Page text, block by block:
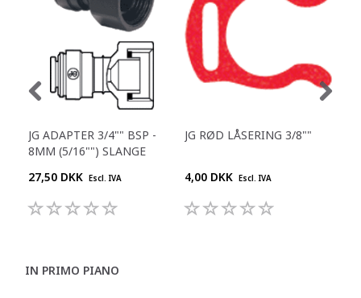
JG ADAPTER 3/4"" BSP -
8MM (5/16"") SLANGE
27,50 DKK Escl. IVA
JG RØD LÅSERING 3/8""
4,00 DKK Escl. IVA
IN PRIMO PIANO